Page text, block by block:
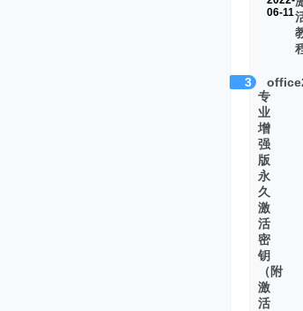
06-11
3
专
业
增
强
版
永
久
激
活
密
钥
（附
激
活